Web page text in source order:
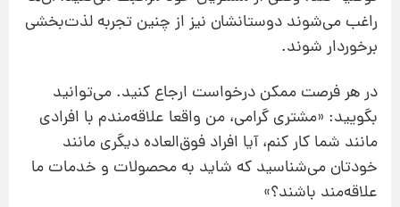
راغب می‌شوند دوستانشان نیز از چنین تجربه لذت‌بخشی
برخوردار شوند.
در هر فرصت ممکن درخواست ارجاع کنید. می‌توانید
بگویید: «مشتری گرامی، من واقعا علاقه‌مندم با افرادی
مانند شما کار کنم، آیا افراد فوق‌العاده دیگری مانند
خودتان می‌شناسید که شاید به محصولات و خدمات ما
علاقه‌مند باشند؟»